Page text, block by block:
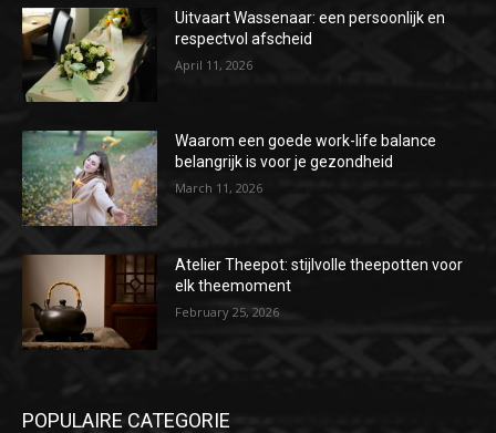
Uitvaart Wassenaar: een persoonlijk en
respectvol afscheid
April 11, 2026
Waarom een goede work-life balance
belangrijk is voor je gezondheid
March 11, 2026
Atelier Theepot: stijlvolle theepotten voor
elk theemoment
February 25, 2026
POPULAIRE CATEGORIE